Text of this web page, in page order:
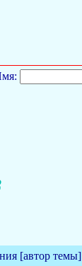
[автор темы]